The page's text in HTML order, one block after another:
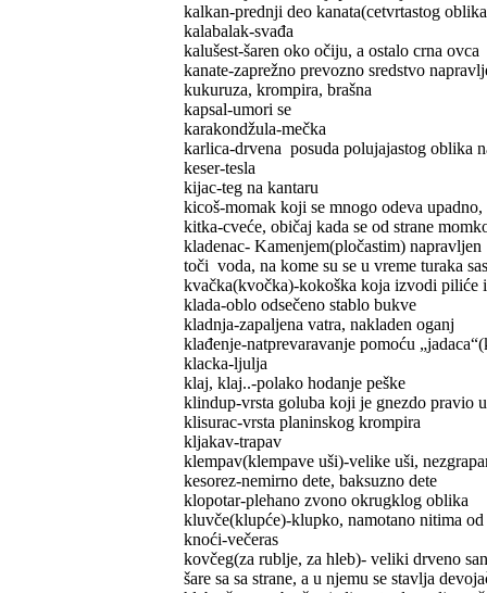
kalkan-prednji deo kanata(cetvrtastog
kalabalak-svađa
kalušest-šaren oko očiju, a ostalo crna ovca
kanate-zaprežno prevozno sredstvo
kukuruza, krompira, brašna
kapsal-umori se
karakondžula-mečka
karlica-drvena posuda polujajastog oblika
keser-tesla
kijac-teg na kantaru
kicoš-momak koji se mnogo odeva
kitka-cveće, običaj kada se od strane
kladenac- Kamenjem(pločastim)
toči voda, na kome su se u vreme turaka
kvačka(kvočka)-kokoška koja izvodi piliće
klada-oblo odsečeno stablo bukve
kladnja-zapaljena vatra, nakladen oganj
klađenje-natprevaravanje pomoću
klacka-ljulja
klaj, klaj..-polako hodanje peške
klindup-vrsta goluba koji je gnezdo pravio
klisurac-vrsta planinskog krompira
kljakav-trapav
klempav(klempave uši)-velike uši,
kesorez-nemirno dete, baksuzno dete
klopotar-plehano zvono okrugklog oblika
kluvče(klupće)-klupko, namotano nitima
knoći-večeras
kovčeg(za rublje, za hleb)- veliki drveno
šare sa sa strane, a u njemu se stavlja